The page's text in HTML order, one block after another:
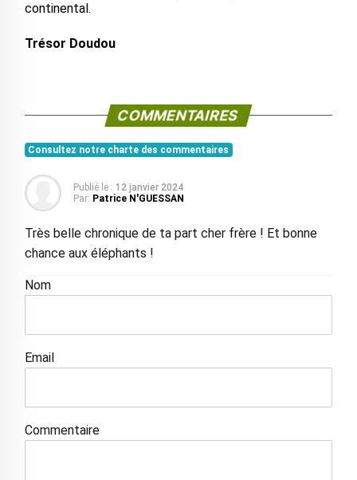
continental.
Trésor Doudou
COMMENTAIRES
Consultez notre charte des commentaires
Publié le : 12 janvier 2024
Par: Patrice N'GUESSAN
Très belle chronique de ta part cher frère ! Et bonne
chance aux éléphants !
Nom
Email
Commentaire